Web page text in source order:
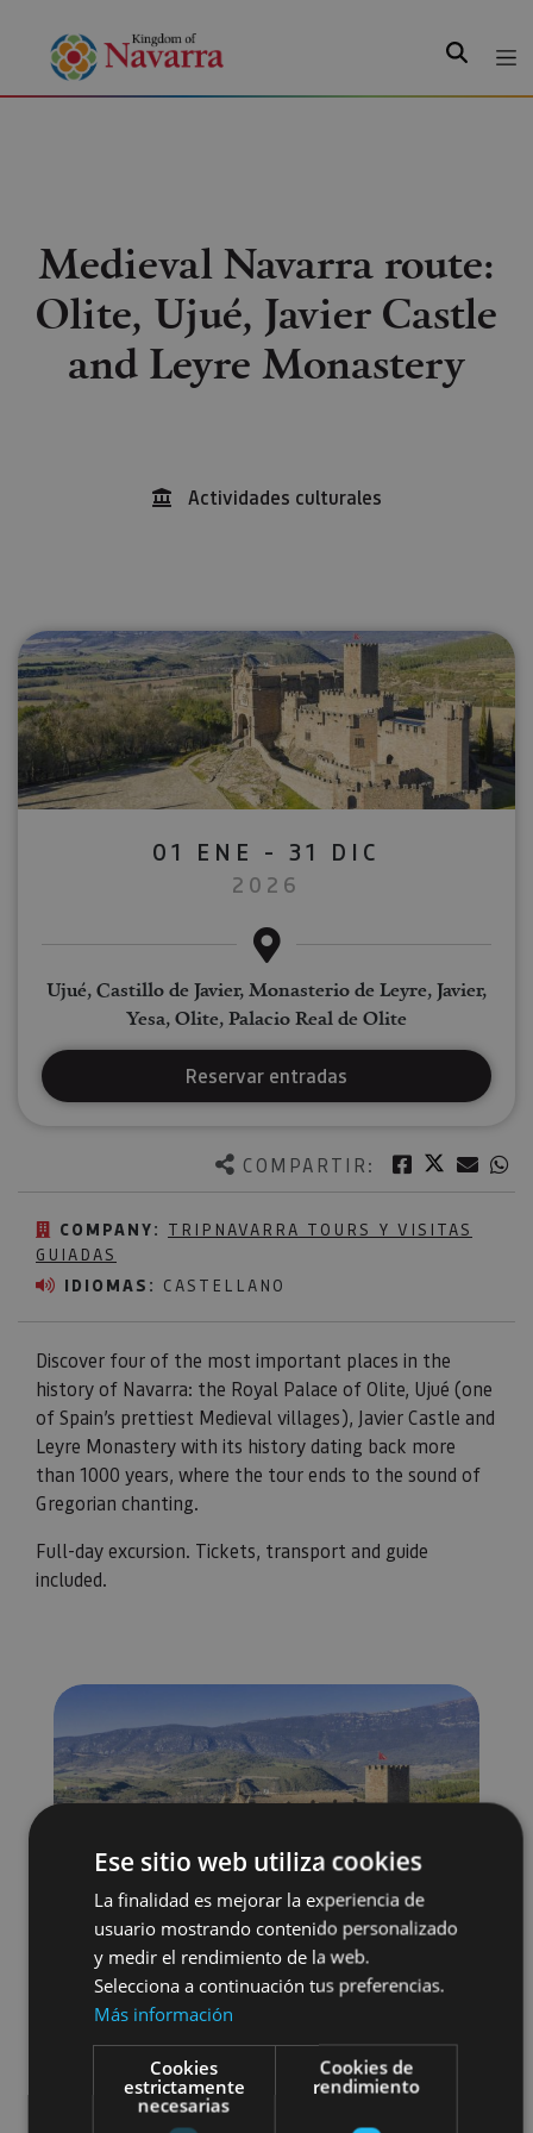
Search
Medieval Navarra route:
Olite, Ujué, Javier Castle
and Leyre Monastery
Actividades culturales
COMPARTIR: Facebook
Twitter
COMPANY: TRIPNAVARRA TOURS Y VISITAS
GUIADAS
IDIOMAS: CASTELLANO
Discover four of the most important places in the
history of Navarra: the Royal Palace of Olite, Ujué (one
of Spain’s prettiest Medieval villages), Javier Castle and
Leyre Monastery with its history dating back more
than 1000 years, where the tour ends to the sound of
Gregorian chanting.
Full-day excursion. Tickets, transport and guide
included.
01 ENE - 31 DIC
2026
Ujué, Castillo de Javier, Monasterio de Leyre, Javier,
Yesa, Olite, Palacio Real de Olite
Reservar entradas
Localidades Castillos y fortalezas
Ese sitio web utiliza cookies
La finalidad es mejorar la experiencia de
usuario mostrando contenido personalizado
y medir el rendimiento de la web.
Selecciona a continuación tus preferencias.
Más información
Cookies
estrictamente
necesarias
Cookies de
rendimiento